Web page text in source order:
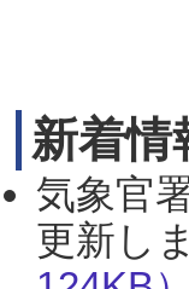
新着情
気象官
更新し